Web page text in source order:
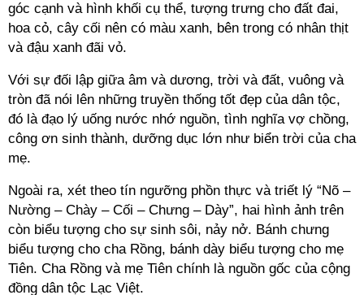
góc cạnh và hình khối cụ thể, tượng trưng cho đất đai,
hoa cỏ, cây cối nên có màu xanh, bên trong có nhân thịt
và đậu xanh đãi vỏ.
Với sự đối lập giữa âm và dương, trời và đất, vuông và
tròn đã nói lên những truyền thống tốt đẹp của dân tộc,
đó là đạo lý uống nước nhớ nguồn, tình nghĩa vợ chồng,
công ơn sinh thành, dưỡng dục lớn như biển trời của cha
mẹ.
Ngoài ra, xét theo tín ngưỡng phồn thực và triết lý “Nõ –
Nường – Chày – Cối – Chưng – Dày”, hai hình ảnh trên
còn biểu tượng cho sự sinh sôi, nảy nở. Bánh chưng
biểu tượng cho cha Rồng, bánh dày biểu tượng cho mẹ
Tiên. Cha Rồng và mẹ Tiên chính là nguồn gốc của cộng
đồng dân tộc Lạc Việt.